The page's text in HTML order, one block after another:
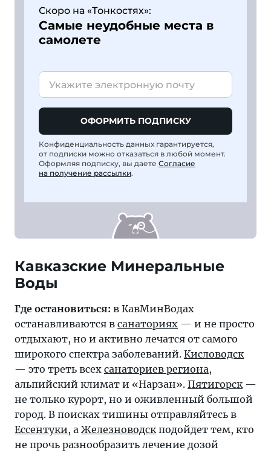
Скоро на «Тонкостях»:
Самые неудобные места в
самолете
ОФОРМИТЬ ПОДПИСКУ
Конфиденциальность данных гарантируется,
от подписки можно отказаться в любой момент.
Оформляя подписку, вы даете Согласие
на получение рассылки.
Кавказские Минеральные
Где остановиться: в КавМинВодах
останавливаются в санаториях — и не просто
отдыхают, но и активно лечатся от самого
широкого спектра заболеваний. Кисловодск
— это треть всех санаториев региона,
альпийский климат и «Нарзан». Пятигорск—
не только курорт, но и оживленный большой
город. В поисках тишины отправляйтесь в
Ессентуки, а Железноводскподойдет тем, кто
не прочь разнообразить лечение дозой